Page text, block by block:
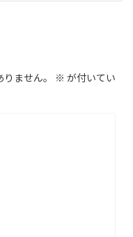
ません。 ※ が付いてい